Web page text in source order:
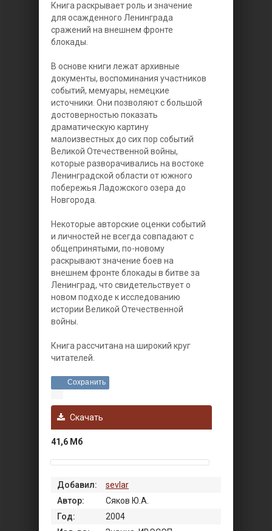
Книга раскрывает роль и значение
для осажденного Ленинграда
сражений на внешнем фронте
блокады.
В основе книги лежат архивные
документы, воспоминания участников
событий, мемуары, немецкие
источники. Они позволяют с большой
достоверностью показать
драматическую картину
малоизвестных до сих пор событий
Великой Отечественной войны,
которые разворачивались на востоке
Ленинградской области от южного
побережья Ладожского озера до
Новгорода.
Некоторые авторские оценки событий
и личностей не всегда совпадают с
общепринятыми, по-новому
раскрывают значение боев на
внешнем фронте блокады в битве за
Ленинград, что свидетельствует о
новом подходе к исследованию
истории Великой Отечественной
войны.
Книга рассчитана на широкий круг
читателей.
Сохранить
Скачать
41,6 Мб
Добавил:
sevlar
Автор:
Сяков Ю.А.
Год:
2004